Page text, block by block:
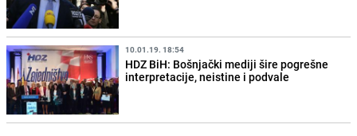
10.01.19. 18:54
HDZ BiH: Bošnjački mediji šire pogrešne
interpretacije, neistine i podvale